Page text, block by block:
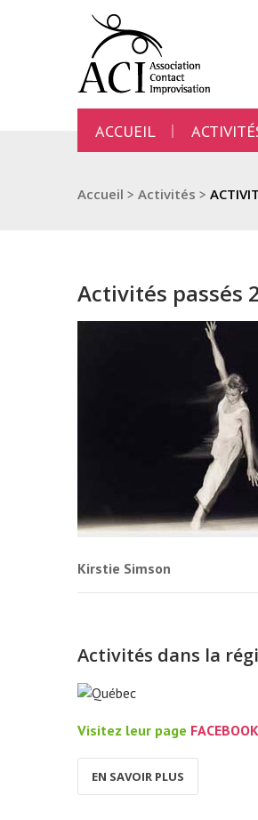
ACCUEIL
Accueil > Activités >
Activités passés
Kirstie Simson
Activités dans la
Visitez leur page FACEBOOK
EN SAVOIR PLUS